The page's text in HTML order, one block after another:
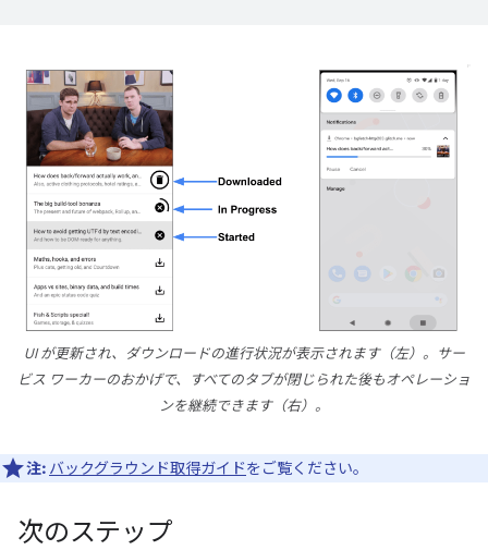
UI が更新され、ダウンロードの進行状況が表示されます（左）。サー
ビス ワーカーのおかげで、すべてのタブが閉じられた後もオペレーショ
ンを継続できます（右）。
注: バックグラウンド取得ガイドをご覧ください。
次のステップ